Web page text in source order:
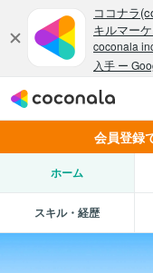
会員登録
ホーム
スキル・経歴